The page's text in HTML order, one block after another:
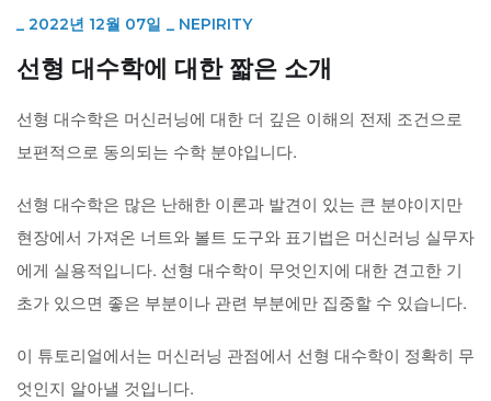
_ 2022년 12월 07일 _ NEPIRITY
선형 대수학에 대한 짧은 소개
선형 대수학은 머신러닝에 대한 더 깊은 이해의 전제 조건으로
보편적으로 동의되는 수학 분야입니다.
선형 대수학은 많은 난해한 이론과 발견이 있는 큰 분야이지만
현장에서 가져온 너트와 볼트 도구와 표기법은 머신러닝 실무자
에게 실용적입니다. 선형 대수학이 무엇인지에 대한 견고한 기
초가 있으면 좋은 부분이나 관련 부분에만 집중할 수 있습니다.
이 튜토리얼에서는 머신러닝 관점에서 선형 대수학이 정확히 무
엇인지 알아낼 것입니다.